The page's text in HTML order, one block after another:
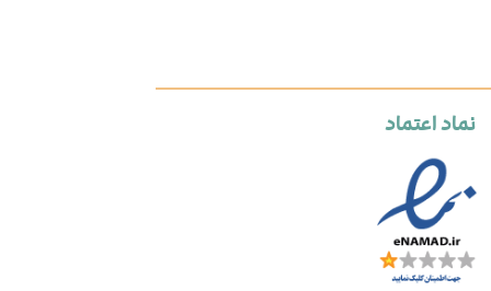
نماد اعتماد